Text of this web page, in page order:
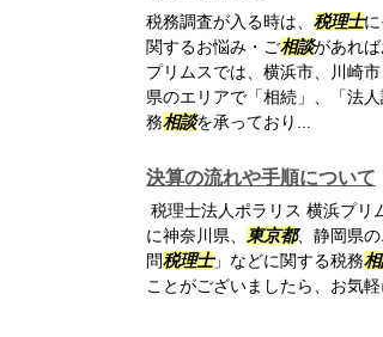
税務調査が入る時は、 税理士
関するお悩み・ご相談があれ
プリムスでは、横浜市、川崎
県のエリアで「相続」、「法
務相談を承っており...
決算の流れや手順について
税理士法人ポラリス 横浜プリ
に神奈川県、
東京都、静岡県
問税理士」などに関する税務
ことがございましたら、お気